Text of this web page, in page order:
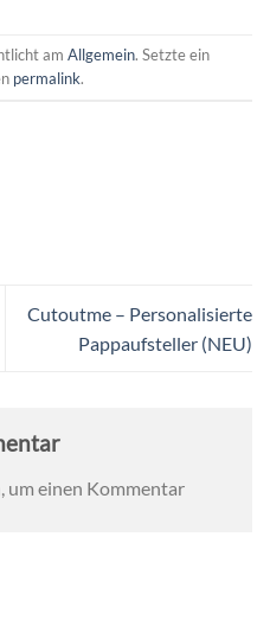
am Allgemein. Setzte ein
permalink.
Cutoutme – Personalisierte
Pappaufsteller (NEU)
um einen Kommentar